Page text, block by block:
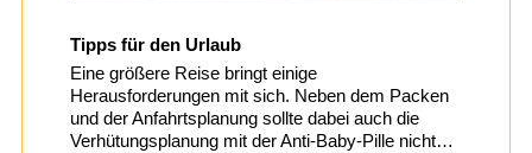
Tipps für den Urlaub
Eine größere Reise bringt einige
Herausforderungen mit sich. Neben dem Packen
und der Anfahrtsplanung sollte dabei auch die
Verhütungsplanung mit der Anti-Baby-Pille nicht…